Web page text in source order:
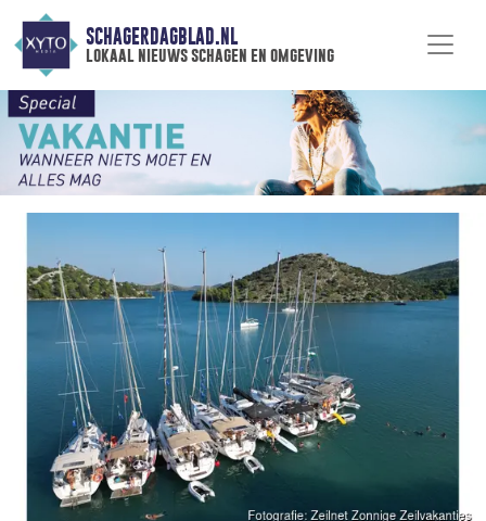
SCHAGERDAGBLAD.NL
lokaal nieuws schagen en omgeving